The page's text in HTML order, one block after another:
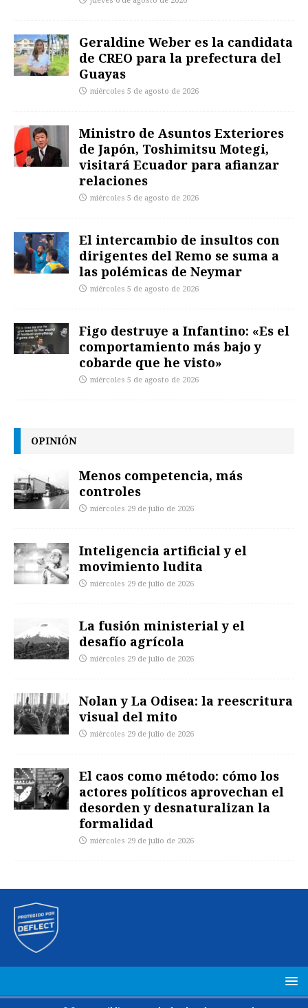
Geraldine Weber es la candidata
de CREO para la prefectura del
Guayas
miércoles 5 de agosto de 2026
Ministro de Asuntos Exteriores
de Japón, Toshimitsu Motegi,
visitará Ecuador para afianzar
relaciones
miércoles 5 de agosto de 2026
El intercambio de insultos con
dirigentes del Remo se suma a
las polémicas de Neymar
miércoles 5 de agosto de 2026
Figo destruye a Infantino: «Es el
comportamiento más bajo y
cobarde que he visto»
miércoles 5 de agosto de 2026
OPINIÓN
Menos competencia, más
controles
miércoles 29 de julio de 2026
Inteligencia artificial y el
movimiento ludita
miércoles 29 de julio de 2026
La fusión ministerial y el
desafío agrícola
miércoles 29 de julio de 2026
Nolan y La Odisea: la reescritura
visual del mito
miércoles 29 de julio de 2026
El caos como método: cómo los
actores políticos aprovechan el
desorden y desnaturalizan la
formalidad
miércoles 29 de julio de 2026